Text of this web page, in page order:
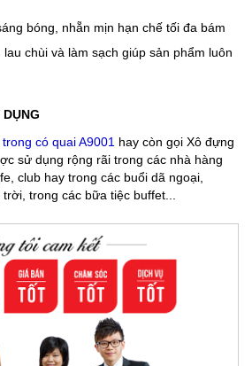
bóng, nhẵn mịn hạn chế tối đa bám
chùi và làm sạch giúp sản phẩm luôn
có quai A9001 hay còn gọi Xô đựng
sử dụng rộng rãi trong các nhà hàng
club hay trong các buổi dã ngoại,
trong các bữa tiệc buffet...